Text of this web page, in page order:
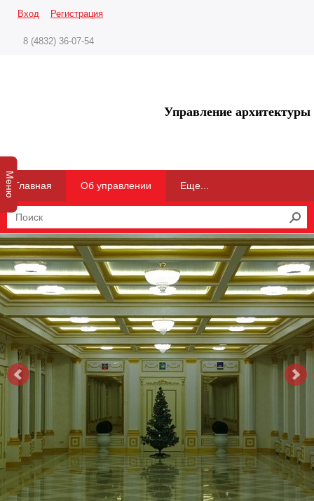
Вход Регистрация
8 (4832) 36-07-54
Управление архитектуры
Главная Об управлении Еще...
Меню